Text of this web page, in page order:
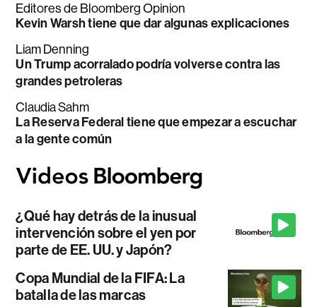
Editores de Bloomberg Opinion
Kevin Warsh tiene que dar algunas explicaciones
Liam Denning
Un Trump acorralado podría volverse contra las
grandes petroleras
Claudia Sahm
La Reserva Federal tiene que empezar a escuchar
a la gente común
¿Qué hay detrás de la inusual
intervención sobre el yen por
parte de EE. UU. y Japón?
Copa Mundial de la FIFA: La
batalla de las marcas